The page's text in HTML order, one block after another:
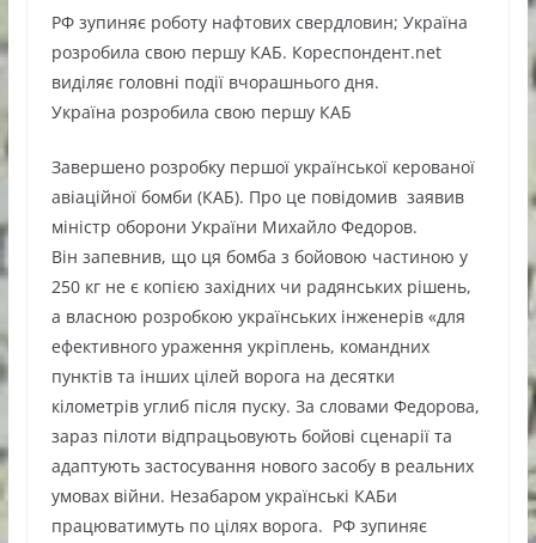
РФ зупиняє роботу нафтових свердловин; Україна
розробила свою першу КАБ. Кореспондент.net
виділяє головні події вчорашнього дня.
Україна розробила свою першу КАБ
Завершено розробку першої української керованої
авіаційної бомби (КАБ). Про це повідомив заявив
міністр оборони України Михайло Федоров.
Він запевнив, що ця бомба з бойовою частиною у
250 кг не є копією західних чи радянських рішень,
а власною розробкою українських інженерів «для
ефективного ураження укріплень, командних
пунктів та інших цілей ворога на десятки
кілометрів углиб після пуску. За словами Федорова,
зараз пілоти відпрацьовують бойові сценарії та
адаптують застосування нового засобу в реальних
умовах війни. Незабаром українські КАБи
працюватимуть по цілях ворога. РФ зупиняє